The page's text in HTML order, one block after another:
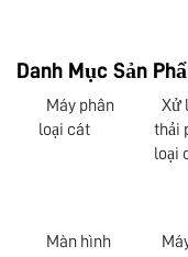
Danh Mục Sản
Máy phân
loại cát
Xử
thải
loại
Màn hình